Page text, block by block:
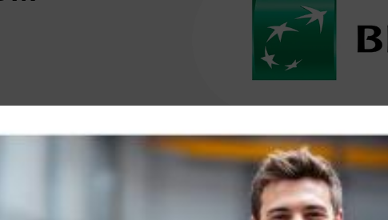
:
d’Esprit Libre : 50 €
Libre « Essentiels »
la durée de vos études.